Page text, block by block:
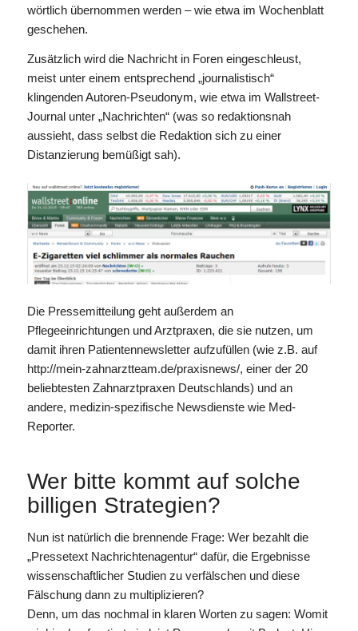
wörtlich übernommen werden – wie etwa im Wochenblatt
geschehen.
Zusätzlich wird die Nachricht in Foren eingeschleust,
meist unter einem entsprechend „journalistisch“
klingenden Autoren-Pseudonym, wie etwa im Wallstreet-
Journal unter „Nachrichten“ (was so redaktionsnah
aussieht, dass selbst die Redaktion sich zu einer
Distanzierung bemüßigt sah).
Die Pressemitteilung geht außerdem an
Pflegeeinrichtungen und Arztpraxen, die sie nutzen, um
damit ihren Patientennewsletter aufzufüllen (wie z.B. auf
http://mein-zahnarztteam.de/praxisnews/, einer der 20
beliebtesten Zahnarztpraxen Deutschlands) und an
andere, medizin-spezifische Newsdienste wie Med-
Reporter.
Wer bitte kommt auf solche
billigen Strategien?
Nun ist natürlich die brennende Frage: Wer bezahlt die
„Pressetext Nachrichtenagentur“ dafür, die Ergebnisse
wissenschaftlicher Studien zu verfälschen und diese
Fälschung dann zu multiplizieren?
Denn, um das nochmal in klaren Worten zu sagen: Womit